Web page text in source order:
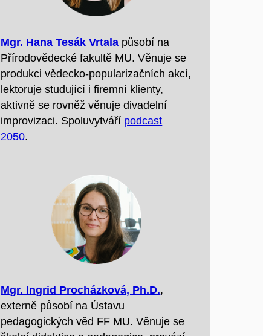
Mgr. Hana Tesák Vrtala působí na
Přírodovědecké fakultě MU. Věnuje se
produkci vědecko-popularizačních akcí,
lektoruje studující i firemní klienty,
aktivně se rovněž věnuje divadelní
improvizaci. Spoluvytváří podcast
2050.
Mgr. Ingrid Procházková, Ph.D.,
externě působí na Ústavu
pedagogických věd FF MU. Věnuje se